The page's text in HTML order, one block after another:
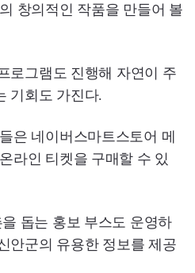
창의적인 작품을 만들어 볼
로그램도 진행해 자연이 주
기회도 가진다.
은 네이버스마트스토어 메
라인 티켓을 구매할 수 있
돕는 홍보 부스도 운영하
안군의 유용한 정보를 제공